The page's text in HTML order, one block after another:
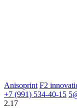
Anisoprint F2
+7 (991) 534-40-15
2.17